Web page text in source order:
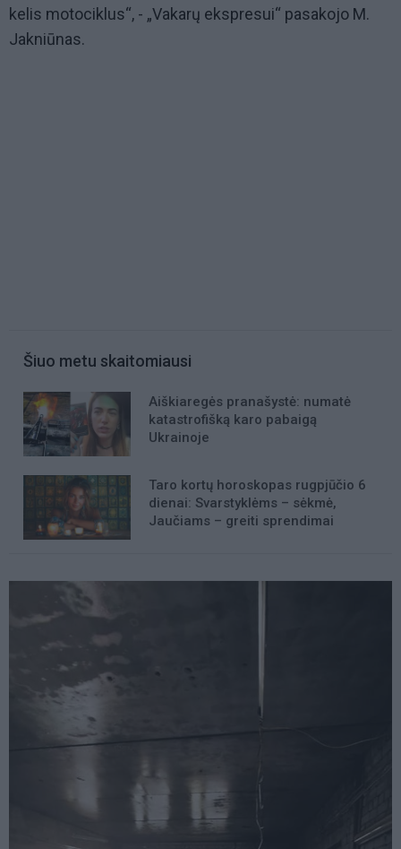
kelis motociklus“, - „Vakarų ekspresui“ pasakojo M.
Jakniūnas.
Šiuo metu skaitomiausi
Aiškiaregės pranašystė: numatė
katastrofišką karo pabaigą
Ukrainoje
Taro kortų horoskopas rugpjūčio 6
dienai: Svarstyklėms – sėkmė,
Jaučiams – greiti sprendimai